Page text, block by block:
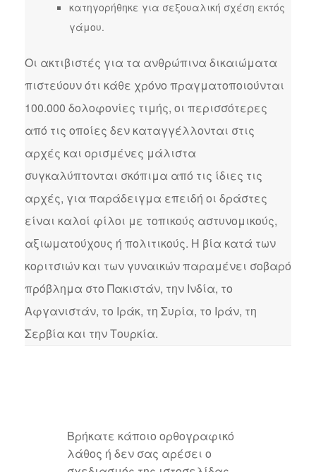
κατηγορήθηκε για σεξουαλική σχέση εκτός
γάμου.
Οι ακτιβιστές για τα ανθρώπινα δικαιώματα
πιστεύουν ότι κάθε χρόνο πραγματοποιούνται
100.000 δολοφονίες τιμής, οι περισσότερες
από τις οποίες δεν καταγγέλλονται στις
αρχές και ορισμένες μάλιστα
συγκαλύπτονται σκόπιμα από τις ίδιες τις
αρχές, για παράδειγμα επειδή οι δράστες
είναι καλοί φίλοι με τοπικούς αστυνομικούς,
αξιωματούχους ή πολιτικούς. Η βία κατά των
κοριτσιών και των γυναικών παραμένει σοβαρό
πρόβλημα στο Πακιστάν, την Ινδία, το
Αφγανιστάν, το Ιράκ, τη Συρία, το Ιράν, τη
Σερβία και την Τουρκία.
Βρήκατε κάποιο ορθογραφικό
λάθος ή δεν σας αρέσει ο